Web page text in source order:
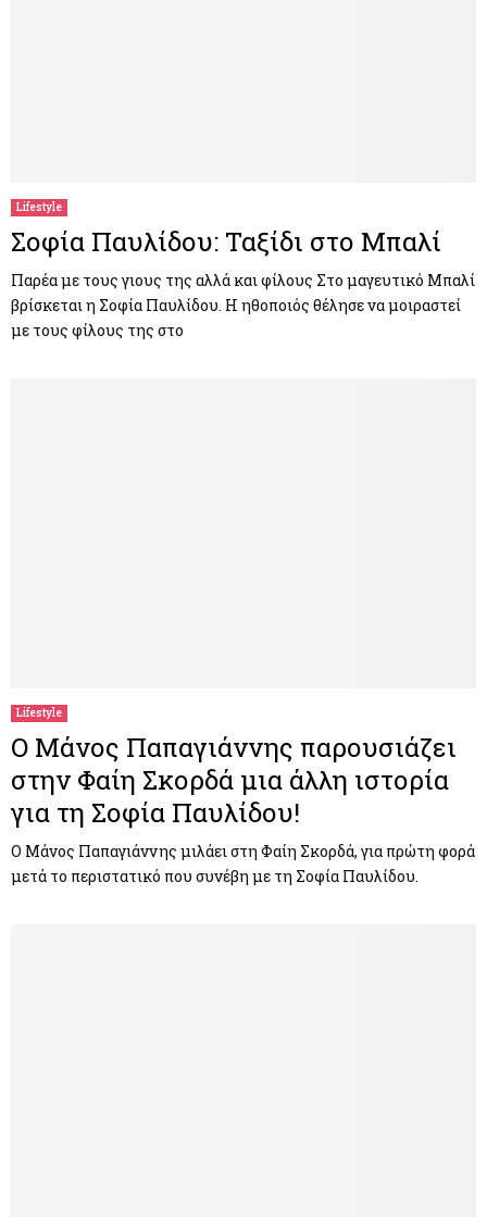
Lifestyle
Σοφία Παυλίδου: Ταξίδι στο Μπαλί
Παρέα με τους γιους της αλλά και φίλους Στο μαγευτικό Μπαλί
βρίσκεται η Σοφία Παυλίδου. Η ηθοποιός θέλησε να μοιραστεί
με τους φίλους της στο
Lifestyle
Ο Μάνος Παπαγιάννης παρουσιάζει
στην Φαίη Σκορδά μια άλλη ιστορία
για τη Σοφία Παυλίδου!
Ο Μάνος Παπαγιάννης μιλάει στη Φαίη Σκορδά, για πρώτη φορά
μετά το περιστατικό που συνέβη με τη Σοφία Παυλίδου.